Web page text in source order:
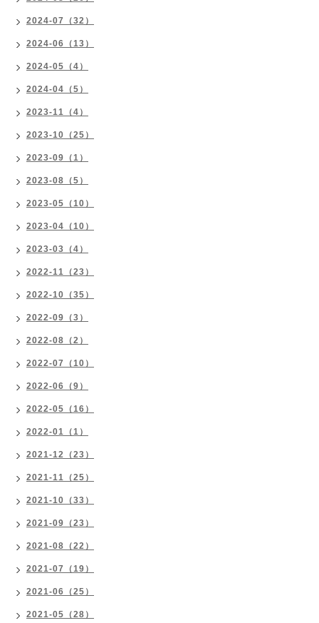
2024-07（32）
2024-06（13）
2024-05（4）
2024-04（5）
2023-11（4）
2023-10（25）
2023-09（1）
2023-08（5）
2023-05（10）
2023-04（10）
2023-03（4）
2022-11（23）
2022-10（35）
2022-09（3）
2022-08（2）
2022-07（10）
2022-06（9）
2022-05（16）
2022-01（1）
2021-12（23）
2021-11（25）
2021-10（33）
2021-09（23）
2021-08（22）
2021-07（19）
2021-06（25）
2021-05（28）